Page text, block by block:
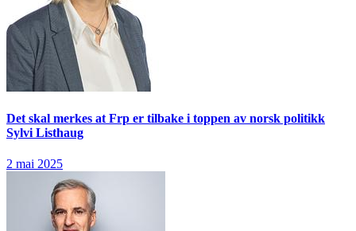
Det skal merkes at Frp er tilbake i toppen av norsk politikk
Sylvi Listhaug
2 mai 2025